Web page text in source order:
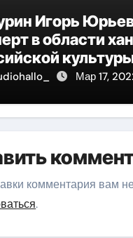
Игорь
в области
Мар 17,
комментария вам
.